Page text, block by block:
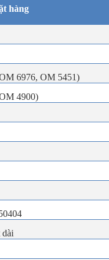
hàng
6976, OM 5451)
4900)